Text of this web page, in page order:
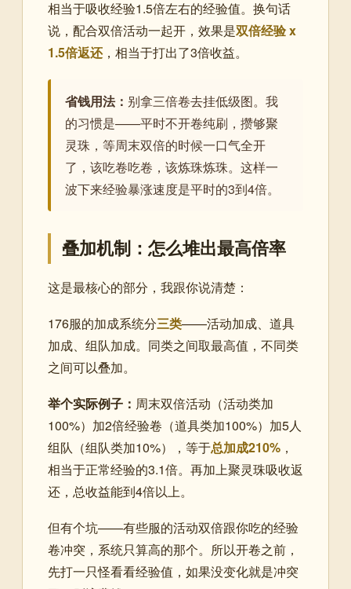
相当于吸收经验1.5倍左右的经验值。换句话
说，配合双倍活动一起开，效果是双倍经验 x
1.5倍返还，相当于打出了3倍收益。
省钱用法： 别拿三倍卷去挂低级图。我
的习惯是——平时不开卷纯刷，攒够聚
灵珠，等周末双倍的时候一口气全开
了，该吃卷吃卷，该炼珠炼珠。这样一
波下来经验暴涨速度是平时的3到4倍。
叠加机制：怎么堆出最高倍率
这是最核心的部分，我跟你说清楚：
176服的加成系统分三类——活动加成、道具
加成、组队加成。同类之间取最高值，不同类
之间可以叠加。
举个实际例子： 周末双倍活动（活动类加
100%）加2倍经验卷（道具类加100%）加5人
组队（组队类加10%），等于总加成210% ，
相当于正常经验的3.1倍。再加上聚灵珠吸收返
还，总收益能到4倍以上。
但有个坑——有些服的活动双倍跟你吃的经验
卷冲突，系统只算高的那个。所以开卷之前，
先打一只怪看看经验值，如果没变化就是冲突